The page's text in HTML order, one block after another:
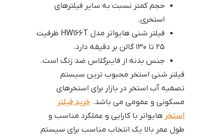
حجم کمتر نسبت به سایر فیلترهای
استخری.
فیلتر شنی هایواتر مدل HW166T ظرفیت
۲۵ تا ۱۳۰ گالن بر دقیقه دارد.
جنس بدنه از فایبرگلاس ضد زنگ است.
فیلتر شنی استخر محبوب ترین سیستم
تصفیه آب استخر در بازار برای استخرهای
مسکونی و عمومی می باشد. خرید فیلتر
استخر هایواتر با کارایی و عملکرد مناسب و
طول عمر بالا یک انتخاب مناسب برای سیستم